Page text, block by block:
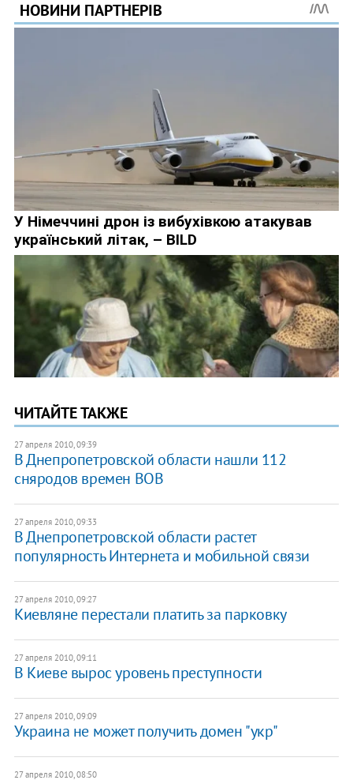
ЧИТАЙТЕ ТАКЖЕ
27 апреля 2010, 09:39
В Днепропетровской области нашли 112
сняродов времен ВОВ
27 апреля 2010, 09:33
В Днепропетровской области растет
популярность Интернета и мобильной связи
27 апреля 2010, 09:27
Киевляне перестали платить за парковку
27 апреля 2010, 09:11
В Киеве вырос уровень преступности
27 апреля 2010, 09:09
Украина не может получить домен "укр"
27 апреля 2010, 08:50